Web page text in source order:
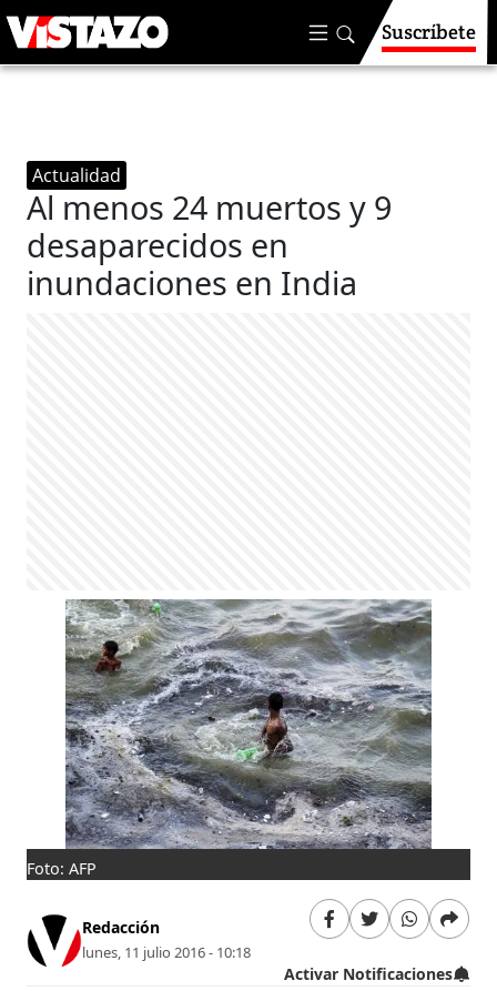
Suscríbete
Actualidad
Al menos 24 muertos y 9
desaparecidos en
inundaciones en India
Foto: AFP
Redacción
lunes, 11 julio 2016 - 10:18
Activar Notificaciones